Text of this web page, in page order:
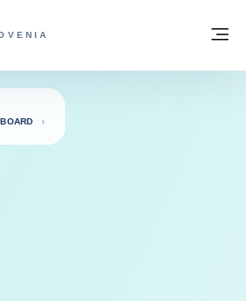
- ZAČETNA STRAN